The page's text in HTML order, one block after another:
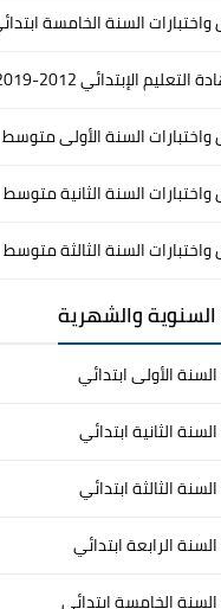
السنة الخامسة
الإبتدائي 2012-2019
السنة الأولى متوسط
السنة الثانية متوسط
السنة الثالثة متوسط
السنوية والشهرية
الأولى ابتدائي
الثانية ابتدائي
الثالثة ابتدائي
الرابعة ابتدائي
الخامسة ابتدائي